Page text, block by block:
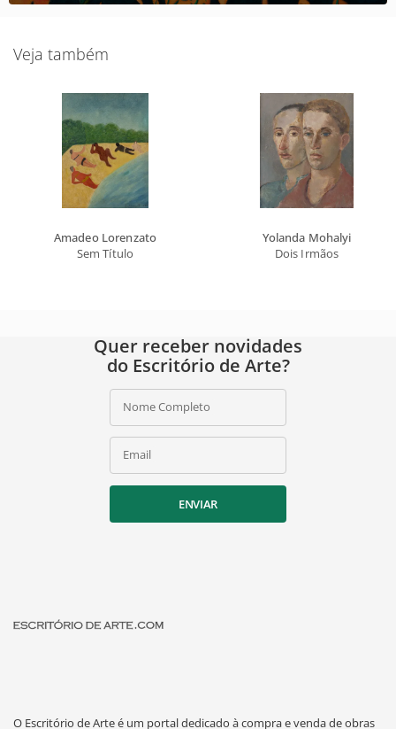
Veja também
Amadeo Lorenzato
Sem Título
Yolanda Mohalyi
Dois Irmãos
Quer receber novidades
do Escritório de Arte?
Nome Completo
Email
ENVIAR
O Escritório de Arte é um portal dedicado à compra e venda de obras